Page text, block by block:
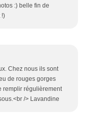
:) belle fin de
!)
Chez nous ils sont
de rouges gorges
remplir régulièrement
/> Lavandine